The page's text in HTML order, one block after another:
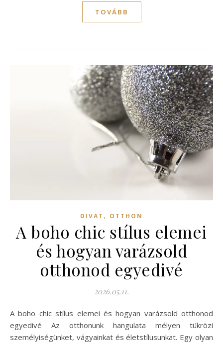
TOVÁBB
DIVAT , OTTHON
A boho chic stílus elemei
és hogyan varázsold
otthonod egyedivé
2026.05.11.
A boho chic stílus elemei és hogyan varázsold otthonod
egyedivé Az otthonunk hangulata mélyen tükrözi
személyiségünket, vágyainkat és életstílusunkat. Egy olyan